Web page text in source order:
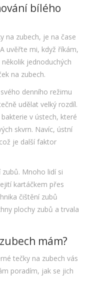
bílého
na zubech, je na čase
uvěřte mi, když říkám,
jednoduchých
na zubech.
denního režimu
udělat velký rozdíl.
v ústech, které
skvrn. Navíc, ústní
je další faktor
Mnoho lidí si
kartáčkem přes
čištění zubů
plochy zubů a trvala
mám?
tečky na zubech vás
poradím, jak se jich